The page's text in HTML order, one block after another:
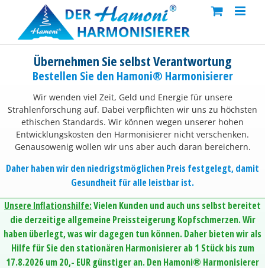
content
Übernehmen Sie selbst Verantwortung
Bestellen Sie den Hamoni® Harmonisierer
Wir wenden viel Zeit, Geld und Energie für unsere
Strahlenforschung auf. Dabei verpflichten wir uns zu höchsten
ethischen Standards. Wir können wegen unserer hohen
Entwicklungskosten den Harmonisierer nicht verschenken.
Genausowenig wollen wir uns aber auch daran bereichern.
Daher haben wir den niedrigstmöglichen Preis festgelegt, damit
Gesundheit für alle leistbar ist.
Unsere Inflationshilfe:Vielen Kunden und auch uns selbst bereitet
die derzeitige allgemeine Preissteigerung Kopfschmerzen. Wir
haben überlegt, was wir dagegen tun können. Daher bieten wir als
Hilfe für Sie den stationären Harmonisierer ab 1 Stück bis zum
17.8.2026 um 20,- EUR günstiger an. Den Hamoni® Harmonisierer